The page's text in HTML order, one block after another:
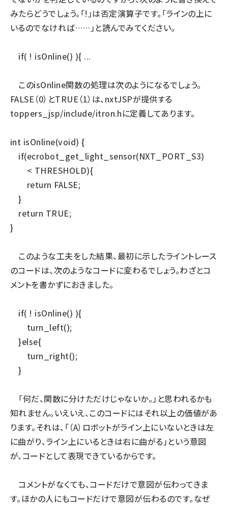
みたらどうでしょう。「!」は否定演算子です。「ラインの上に
いるのでなければ……」と読んでみてください。
if( ! isOnline() ){ ...
このisOnline関数の処理は次のようになるでしょう。
FALSE（0）とTRUE（1）は、nxtJSPが提供する
toppers_jsp/include/itron.hに定義してあります。
int isOnline(void) {
if(ecrobot_get_light_sensor(NXT_PORT_S3)
< THRESHOLD){
return FALSE;
}
return TRUE;
}
このような工夫をした結果、最初に示したライントレース
のコードは、次のようなコードに変わるでしょう。わざとコ
メントを書かずにおきました。
if( ! isOnline() ){
turn_left();
}else{
turn_right();
}
「何だ、関数に分けただけじゃないか。」と思われるかも
知れません。いえいえ、このコードにはそれ以上の価値があ
ります。それは、「（A）ロボットがライン上にいないときは左
に曲がり、ライン上にいるときは右に曲がる」という意図
が、コードとして表現できているからです。
コメントがなくても、コードだけで意図が伝わってきま
す。ほかの人にもコードだけで意図が伝わるのです。なぜ